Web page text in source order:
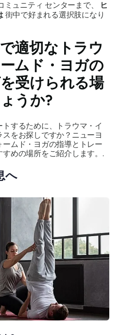
ミュニティ センターまで、
ヒ
街中で好まれる選択肢になり
適切なトラウ
ムド・ヨガの
受けられる場
うか?
するために、トラウマ・イ
をお探しですか？ニューヨ
ムド・ヨガの指導とトレー
めの場所をご紹介します。.
へ